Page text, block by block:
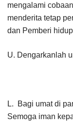
mengalami
menderita tetap
dan Pemberi
U. Dengarkanlah
L. Bagi umat di
Semoga iman